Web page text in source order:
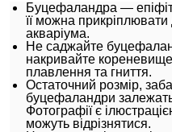
Буцефаландра —
її можна
акваріума.
Не саджайте
накривайте
плавлення та гниття.
Остаточний розмір,
буцефаландри
Фотографії є
можуть відрізнятися.